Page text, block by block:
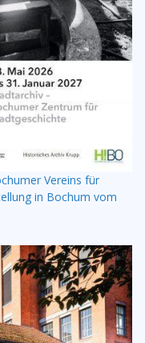
Vereins für
in Bochum vom